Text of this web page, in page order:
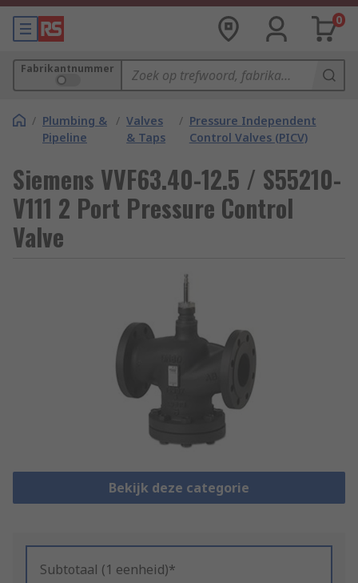
0
Fabrikantnummer
/ Plumbing &
Pipeline
/ Valves
& Taps
/ Pressure Independent
Control Valves (PICV)
Siemens VVF63.40-12.5 / S55210-
V111 2 Port Pressure Control
Valve
Bekijk deze categorie
Subtotaal (1 eenheid)*